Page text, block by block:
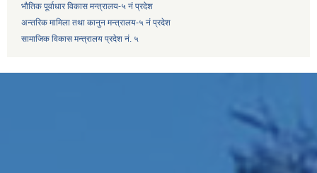
भौतिक पूर्वाधार विकास मन्त्रालय-५ नं प्रदेश
अन्तरिक मामिला तथा कानुन मन्त्रालय-५ नं प्रदेश
सामाजिक विकास मन्त्रालय प्रदेश नं. ५